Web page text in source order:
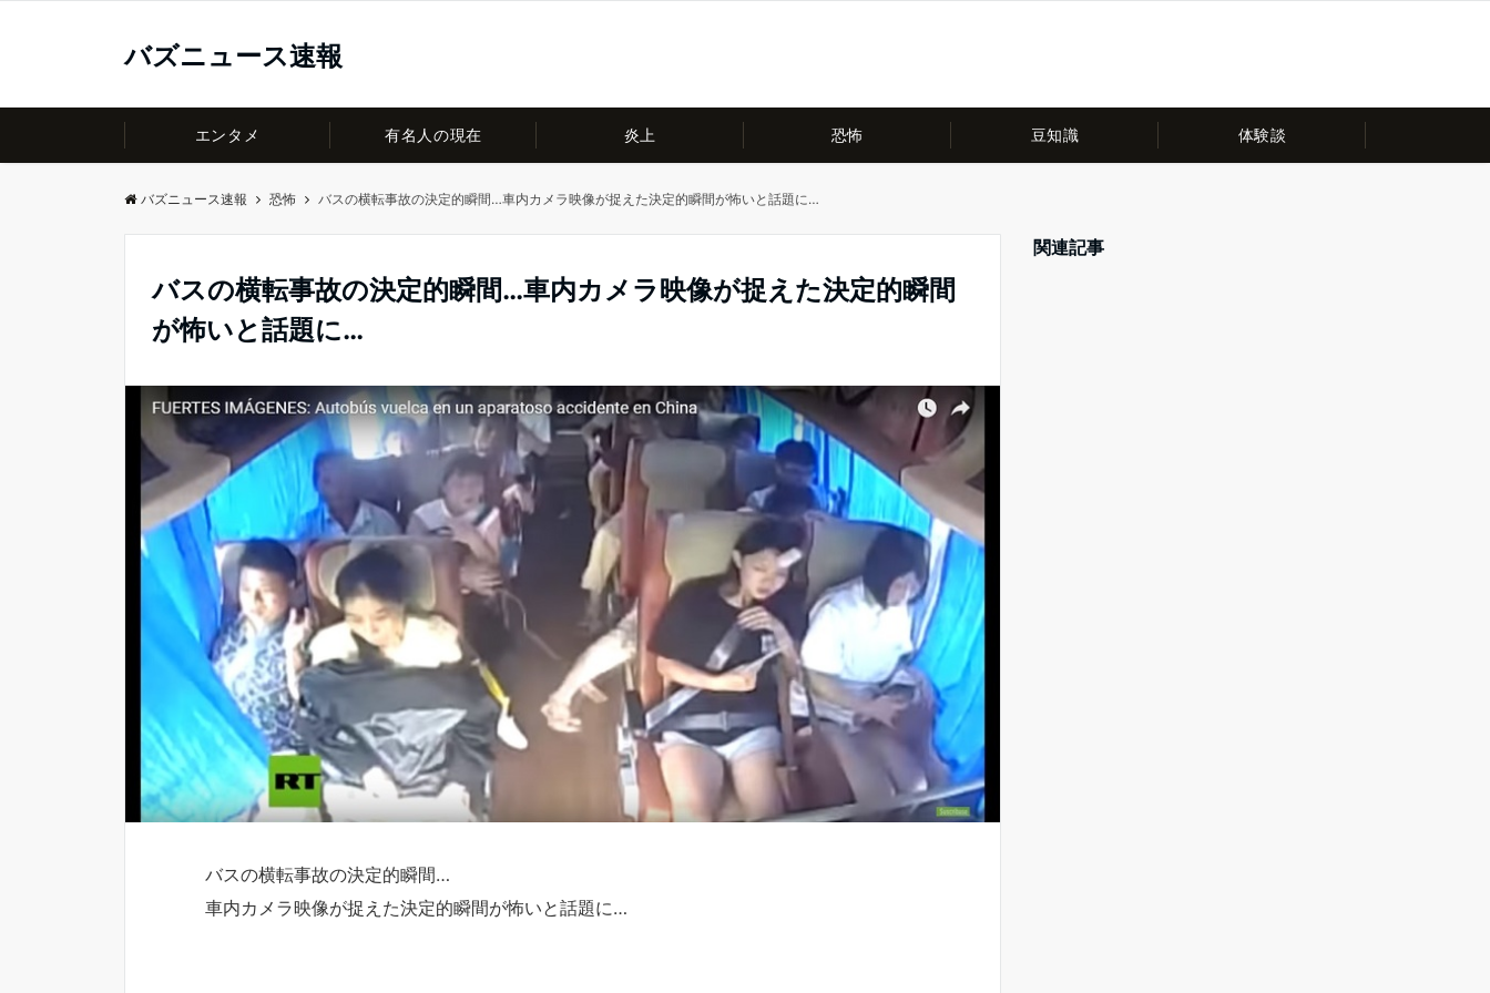
バズニュース速報
エンタメ 有名人の現在 炎上 恐怖 豆知識 体験談
バズニュース速報 恐怖 バスの横転事故の決定的瞬間…車内カメラ映像が捉えた決定的瞬間が怖いと話題に…
バスの横転事故の決定的瞬間…車内カメラ映像が捉えた決定的瞬間
が怖いと話題に…
バスの横転事故の決定的瞬間…
車内カメラ映像が捉えた決定的瞬間が怖いと話題に…
関連記事